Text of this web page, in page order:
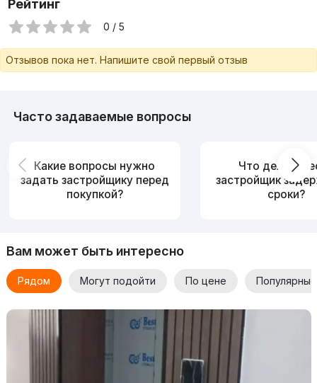
Рейтинг
0 / 5
Отзывов пока нет. Напишите свой первый отзыв
Часто задаваемые вопросы
Какие вопросы нужно
задать застройщику перед
покупкой?
Что делать,
застройщик
сроки?
Вам может быть интересно
Рядом Могут подойти По цене Популярные